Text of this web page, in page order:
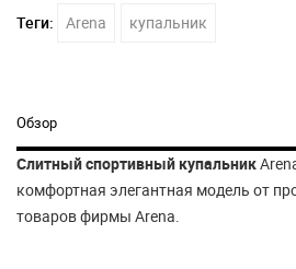
Теги: Arena купальник
Обзор
Слитный спортивный купальник
комфортная элегантная модель от
товаров фирмы Arena.